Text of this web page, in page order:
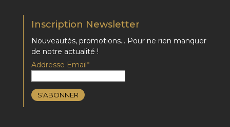
Inscription Newsletter
Nouveautés, promotions… Pour ne rien manquer
de notre actualité !
Addresse Email*